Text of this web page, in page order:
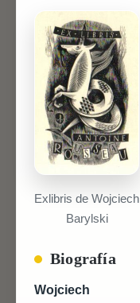
Exlibris de Wojciech
Barylski
Biografía
Wojciech